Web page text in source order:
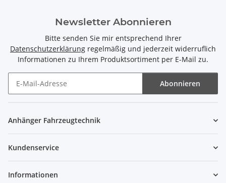
Newsletter Abonnieren
Bitte senden Sie mir entsprechend Ihrer
Datenschutzerklärung regelmäßig und jederzeit widerruflich
Informationen zu Ihrem Produktsortiment per E-Mail zu.
Abonnieren
Anhänger Fahrzeugtechnik
Kundenservice
Informationen